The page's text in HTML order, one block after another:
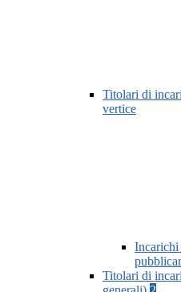
Titolari di
vertice
Incarichi
Titolari di